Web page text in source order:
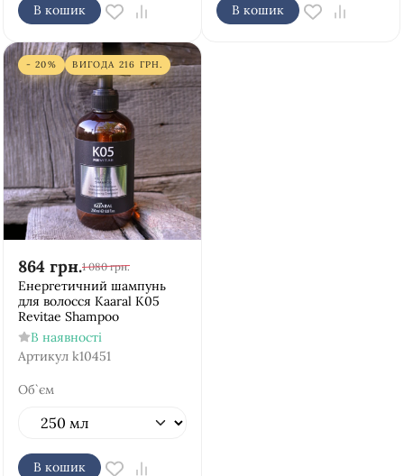
В кошик В кошик
- 20% ВИГОДА 216 ГРН.
864 грн.1 080 грн.
Енергетичний шампунь
для волосся Kaaral K05
Revitae Shampoo
В наявності
Артикул k10451
Об`єм
В кошик